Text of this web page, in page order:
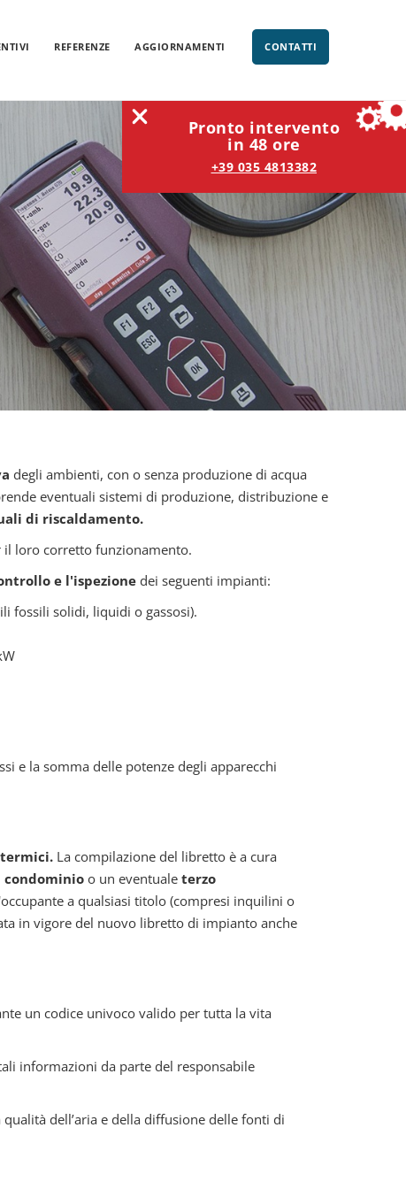
REFERENZE AGGIORNAMENTI CONTATTI
Pronto intervento
in 48 ore
+39 035 4813382
degli ambienti, con o senza produzione di acqua
eventuali sistemi di produzione, distribuzione e
di riscaldamento.
il loro corretto funzionamento.
e l'ispezione dei seguenti impianti:
fossili solidi, liquidi o gassosi).
e la somma delle potenze degli apparecchi
La compilazione del libretto è a cura
o un eventuale terzo
a qualsiasi titolo (compresi inquilini o
in vigore del nuovo libretto di impianto anche
un codice univoco valido per tutta la vita
informazioni da parte del responsabile
dell’aria e della diffusione delle fonti di